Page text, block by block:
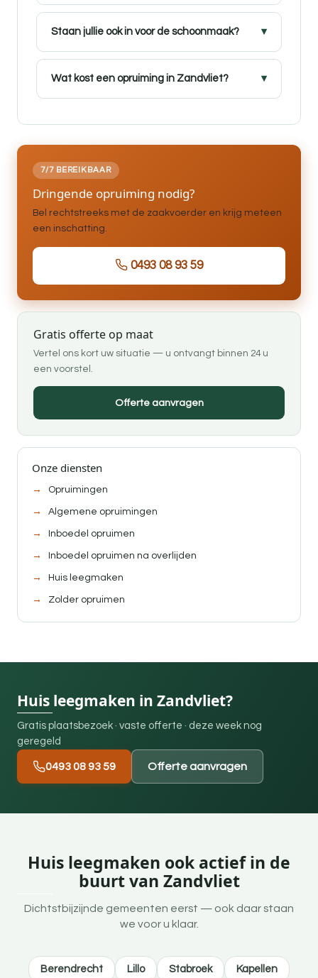
Staan jullie ook in voor de schoonmaak?
Wat kost een opruiming in Zandvliet?
7/7 BEREIKBAAR
Dringende opruiming nodig?
Bel rechtstreeks met de zaakvoerder en krijg meteen
een inschatting.
0493 08 93 59
Gratis offerte op maat
Vertel ons kort uw situatie — u ontvangt binnen 24 u
een voorstel.
Offerte aanvragen
Onze diensten
Opruimingen
Algemene opruimingen
Inboedel opruimen
Inboedel opruimen na overlijden
Huis leegmaken
Zolder opruimen
Huis leegmaken in Zandvliet?
Gratis plaatsbezoek · vaste offerte · deze week nog
geregeld
0493 08 93 59 Offerte aanvragen
Huis leegmaken ook actief in de
buurt van Zandvliet
Dichtstbijzijnde gemeenten eerst — ook daar staan
we voor u klaar.
Berendrecht Lillo Stabroek Kapellen